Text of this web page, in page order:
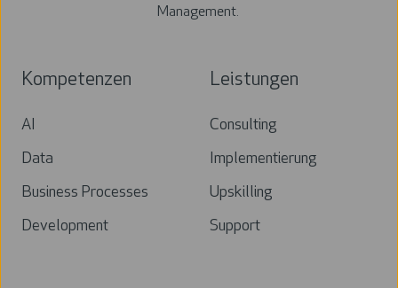
Management.
Kompetenzen
AI
Data
Business Processes
Development
Leistungen
Consulting
Implementierung
Upskilling
Support